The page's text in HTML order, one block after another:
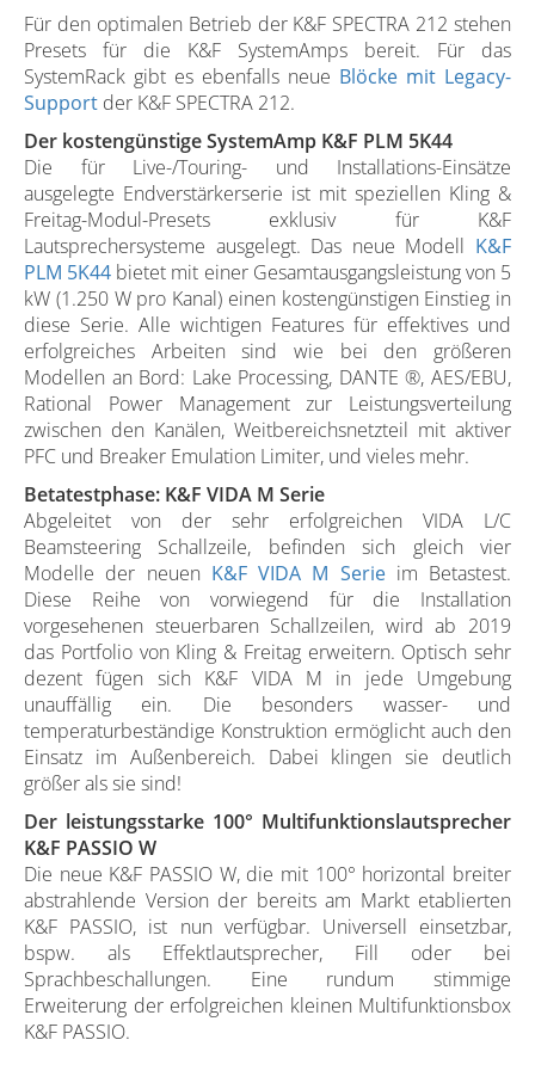
Für den optimalen Betrieb der K&F SPECTRA 212 stehen
Presets für die K&F SystemAmps bereit. Für das
SystemRack gibt es ebenfalls neue Blöcke mit Legacy-
Support der K&F SPECTRA 212.
Der kostengünstige SystemAmp K&F PLM 5K44
Die für Live-/Touring- und Installations-Einsätze
ausgelegte Endverstärkerserie ist mit speziellen Kling &
Freitag-Modul-Presets exklusiv für K&F
Lautsprechersysteme ausgelegt. Das neue Modell K&F
PLM 5K44 bietet mit einer Gesamtausgangsleistung von 5
kW (1.250 W pro Kanal) einen kostengünstigen Einstieg in
diese Serie. Alle wichtigen Features für effektives und
erfolgreiches Arbeiten sind wie bei den größeren
Modellen an Bord: Lake Processing, DANTE ®, AES/EBU,
Rational Power Management zur Leistungsverteilung
zwischen den Kanälen, Weitbereichsnetzteil mit aktiver
PFC und Breaker Emulation Limiter, und vieles mehr.
Betatestphase: K&F VIDA M Serie
Abgeleitet von der sehr erfolgreichen VIDA L/C
Beamsteering Schallzeile, befinden sich gleich vier
Modelle der neuen K&F VIDA M Serieim Betastest.
Diese Reihe von vorwiegend für die Installation
vorgesehenen steuerbaren Schallzeilen, wird ab 2019
das Portfolio von Kling & Freitag erweitern. Optisch sehr
dezent fügen sich K&F VIDA M in jede Umgebung
unauffällig ein. Die besonders wasser- und
temperaturbeständige Konstruktion ermöglicht auch den
Einsatz im Außenbereich. Dabei klingen sie deutlich
größer als sie sind!
Der leistungsstarke 100° Multifunktionslautsprecher
K&F PASSIO W
Die neue K&F PASSIO W, die mit 100° horizontal breiter
abstrahlende Version der bereits am Markt etablierten
K&F PASSIO, ist nun verfügbar. Universell einsetzbar,
bspw. als Effektlautsprecher, Fill oder bei
Sprachbeschallungen. Eine rundum stimmige
Erweiterung der erfolgreichen kleinen Multifunktionsbox
K&F PASSIO.